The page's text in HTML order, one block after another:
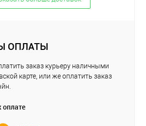
ОПЛАТЫ
заказ курьеру наличными
карте, или же оплатить заказ